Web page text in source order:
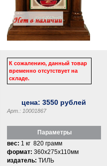
К сожалению, данный товар
временно отсутствует на
складе.
цена:3550 рублей
Арт.: 10001867
Параметры
вес: 1 кг 820 грамм
формат: 360x275x110мм
издатель: ТИЛЬ